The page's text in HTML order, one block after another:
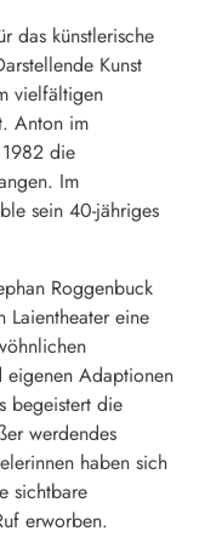
das künstlerische
Kunst
vielfältigen
Anton im
1982 die
Im
sein 40-jähriges
Roggenbuck
Laientheater eine
eigenen Adaptionen
begeistert die
werdendes
haben sich
sichtbare
erworben.